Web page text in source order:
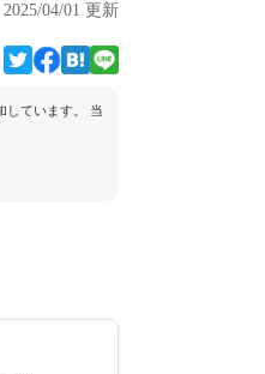
2025/04/01 更新
しています。 当